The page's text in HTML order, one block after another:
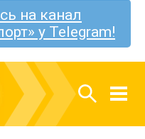
на канал
у Telegram!